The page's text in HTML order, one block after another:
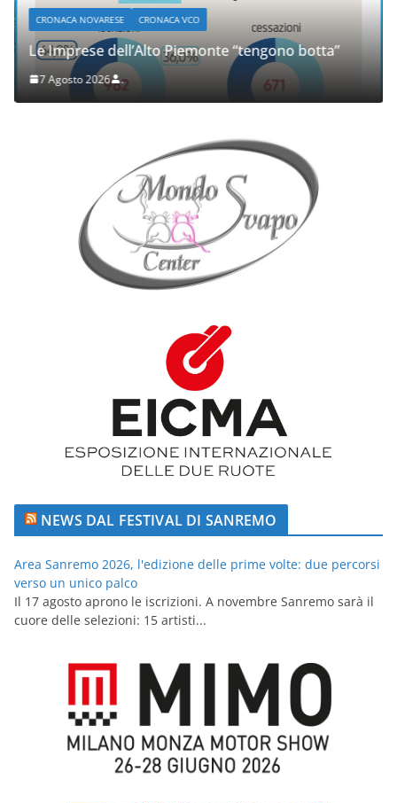
CRONACA NOVARESE CRONACA VCO
Le Imprese dell’Alto Piemonte “tengono botta”
7 Agosto 2026 .
NEWS DAL FESTIVAL DI SANREMO
Area Sanremo 2026, l'edizione delle prime volte: due percorsi
verso un unico palco
Il 17 agosto aprono le iscrizioni. A novembre Sanremo sarà il
cuore delle selezioni: 15 artisti...